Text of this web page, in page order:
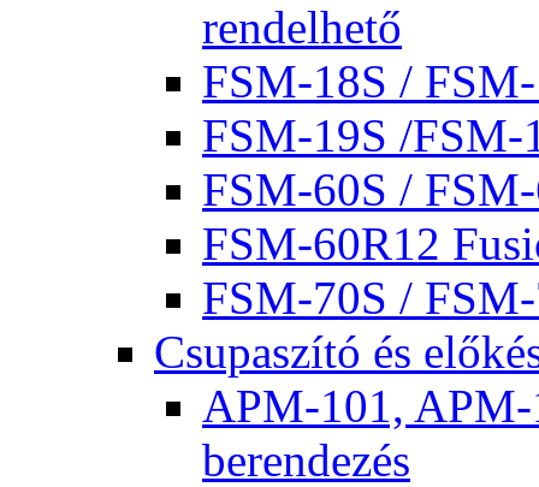
rendelhető
FSM-18S /
FSM-19S /FSM-
FSM-60S /
FSM-60R12
FSM-70S /
Csupaszító és
APM-101, APM-
berendezés